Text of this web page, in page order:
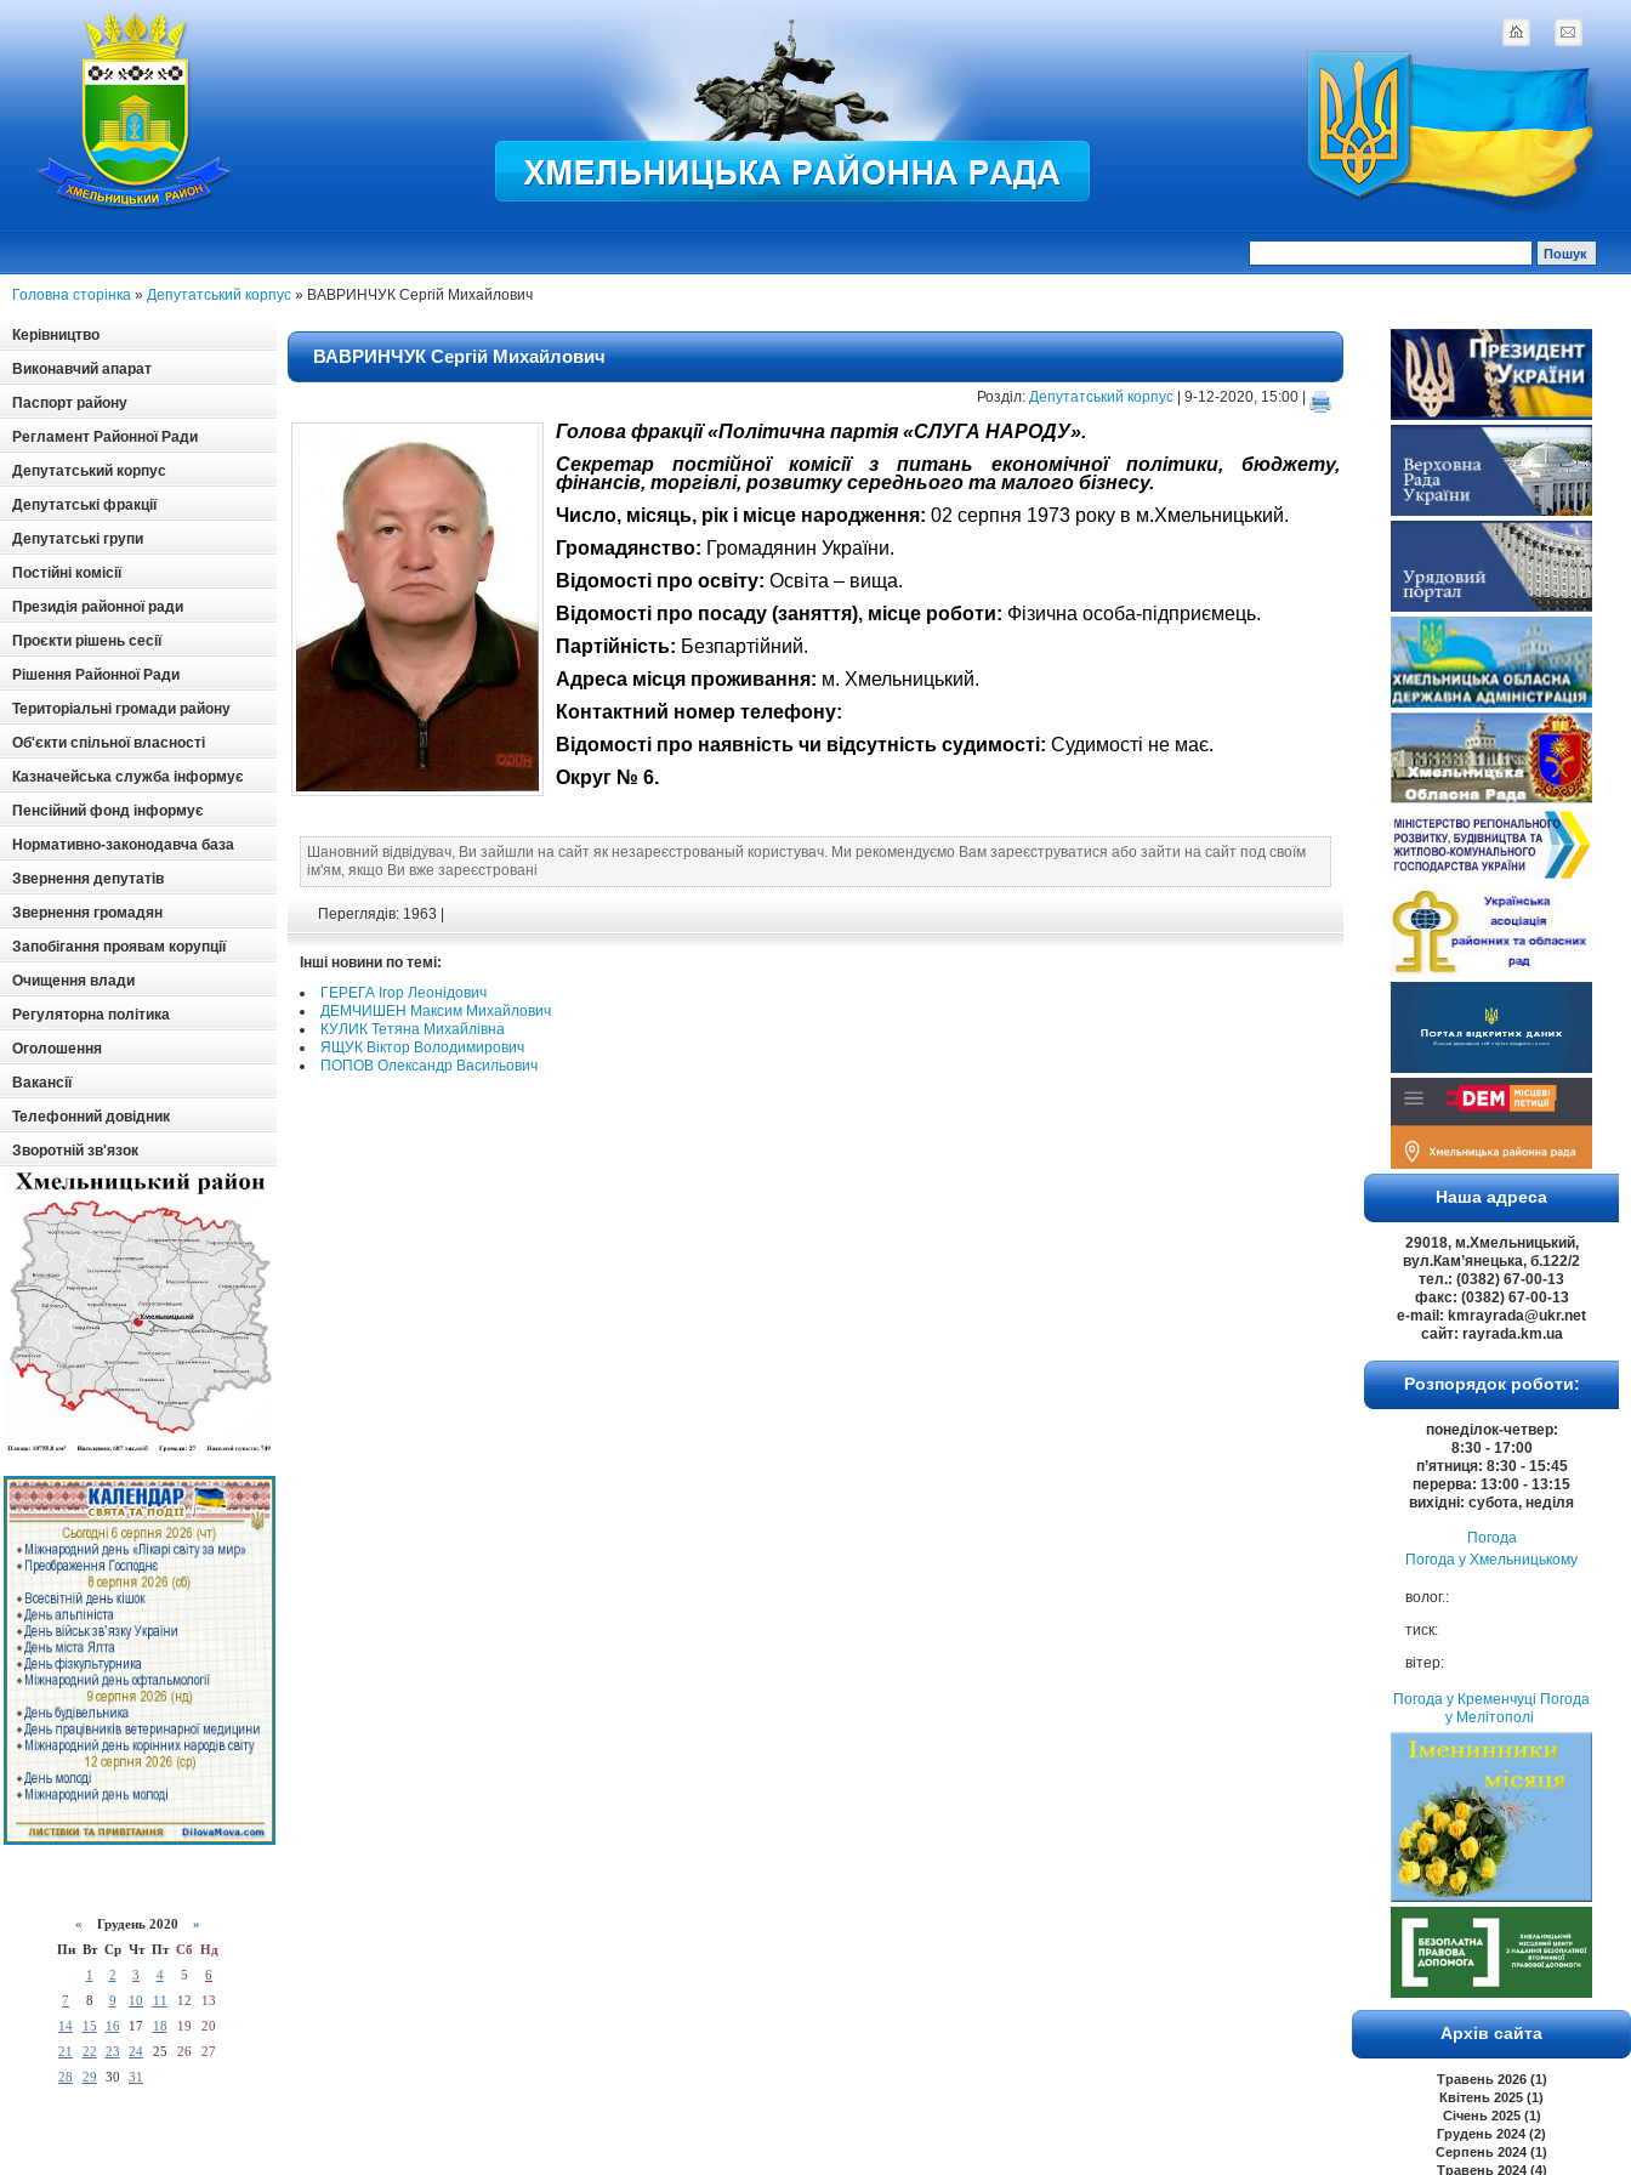
Головна сторінка » Депутатський корпус » ВАВРИНЧУК Сергій Михайлович
Керівництво
Виконавчий апарат
Паспорт району
Регламент Районної Ради
Депутатський корпус
Депутатські фракції
Депутатські групи
Постійні комісії
Президія районної ради
Проєкти рішень сесії
Рішення Районної Ради
Територіальні громади району
Об'єкти спільної власності
Казначейська служба інформує
Пенсійний фонд інформує
Нормативно-законодавча база
Звернення депутатів
Звернення громадян
Запобігання проявам корупції
Очищення влади
Регуляторна політика
Оголошення
Вакансії
Телефонний довідник
Зворотній зв'язок
« Грудень 2020 »
Пн Вт Ср Чт Пт Сб Нд
1
2 3 4 5
6
7
8 9 10 11 12
13
14
15 16 17 18 19
20
21
22 23 24 25 26
27
28
29 30 31
Наша адреса
29018, м.Хмельницький,
вул.Кам’янецька, б.122/2
тел.: (0382) 67-00-13
факс: (0382) 67-00-13
e-mail: kmrayrada@ukr.net
сайт: rayrada.km.ua
Розпорядок роботи:
понеділок-четвер:
8:30 - 17:00
п’ятниця: 8:30 - 15:45
перерва: 13:00 - 13:15
вихідні: субота, неділя
Погода
Погода у Хмельницькому
волог.:
тиск:
вітер:
Погода у Кременчуці Погода
у Мелітополі
Архів сайта
Травень 2026 (1)
Квітень 2025 (1)
Січень 2025 (1)
Грудень 2024 (2)
Серпень 2024 (1)
Травень 2024 (4)
ВАВРИНЧУК Сергій Михайлович
Розділ: Депутатський корпус | 9-12-2020, 15:00 |
Голова фракції «Політична партія «СЛУГА НАРОДУ».
Секретар постійної комісії з питань економічної політики, бюджету,
фінансів, торгівлі, розвитку середнього та малого бізнесу.
Число, місяць, рік і місце народження: 02 серпня 1973 року в м.Хмельницький.
Громадянство: Громадянин України.
Відомості про освіту: Освіта – вища.
Відомості про посаду (заняття), місце роботи: Фізична особа-підприємець.
Партійність: Безпартійний.
Адреса місця проживання: м. Хмельницький.
Контактний номер телефону:
Відомості про наявність чи відсутність судимості: Судимості не має.
Округ № 6.
Шановний відвідувач, Ви зайшли на сайт як незареєстрованый користувач. Ми рекомендуємо Вам зареєструватися або зайти на сайт под своїм
ім'ям, якщо Ви вже зареєстровані
Переглядів: 1963 |
Інші новини по темі:
ГЕРЕГА Ігор Леонідович
ДЕМЧИШЕН Максим Михайлович
КУЛИК Тетяна Михайлівна
ЯЩУК Віктор Володимирович
ПОПОВ Олександр Васильович